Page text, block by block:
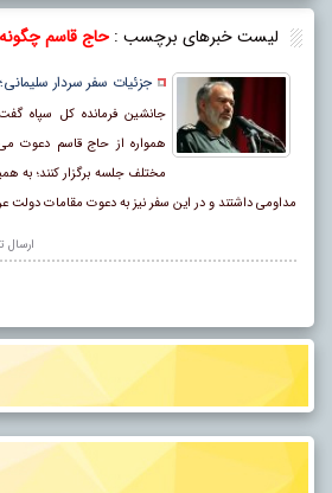
لیست خبرهای برچسب : حاج قاسم
جزئیات سفر سردار
جانشین فرمانده کل سپاه
همواره از حاج قاسم دعوت
مختلف جلسه برگزار کنند؛ به
مداومی داشتند و در این سفر نیز به دعوت مقامات دولت
ارسال